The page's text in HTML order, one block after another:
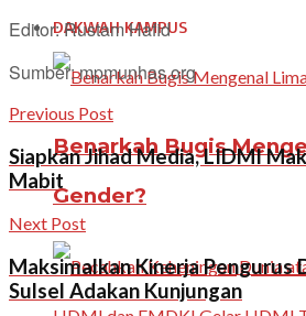
DAKWAH KAMPUS
Benarkah Bugis
Gender?
Editor: Rustam Hafid
Sumber: mpmunhas.org
Previous Post
Siapkan Jihad Media, LIDMI
Mabit
Next Post
Maksimalkan Kinerja Pengurus
Sulsel Adakan Kunjungan